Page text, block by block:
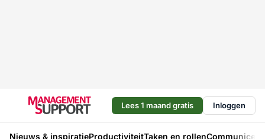
Lees 1 maand gratis Inloggen
Nieuws & inspiratieProductiviteitTaken en rollen